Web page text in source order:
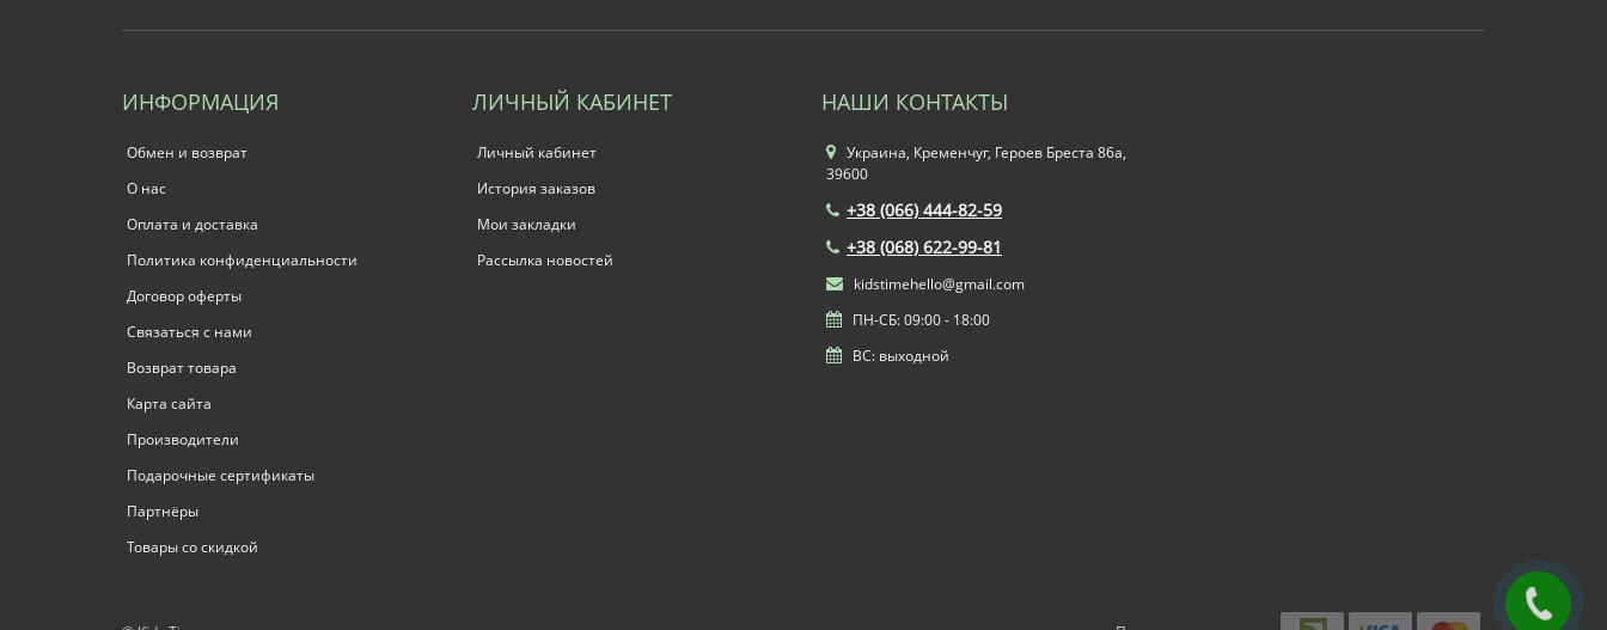
ИНФОРМАЦИЯ
Обмен и возврат
О нас
Оплата и доставка
Политика конфиденциальности
Договор оферты
Связаться с нами
Возврат товара
Карта сайта
Производители
Подарочные сертификаты
Партнёры
Товары со скидкой
ЛИЧНЫЙ КАБИНЕТ
Личный кабинет
История заказов
Мои закладки
Рассылка новостей
НАШИ КОНТАКТЫ
Украина, Кременчуг, Героев Бреста 86а,
39600
+38 (066) 444-82-59
+38 (068) 622-99-81
kidstimehello@gmail.com
ПН-СБ: 09:00 - 18:00
ВС: выходной